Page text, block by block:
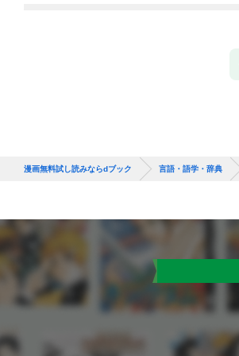
漫画無料試し読みならdブック 言語・語学・辞典